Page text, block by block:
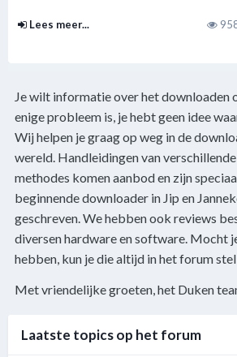
Lees meer...
Je wilt informatie over het downloaden
enige probleem is, je hebt geen idee
Wij helpen je graag op weg in de
wereld. Handleidingen van
methodes komen aanbod en zijn
beginnende downloader in Jip en
geschreven. We hebben ook reviews
diversen hardware en software. Mocht
hebben, kun je die altijd in het forum
Met vriendelijke groeten, het Duken
Laatste topics op het forum